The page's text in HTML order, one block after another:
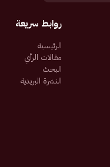
روابط سريعة
الرئيسية
مقالات الرأي
البحث
النشرة البريدية